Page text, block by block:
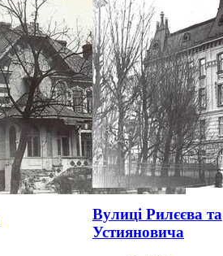
Вулиці Рилєєва та
Устияновича